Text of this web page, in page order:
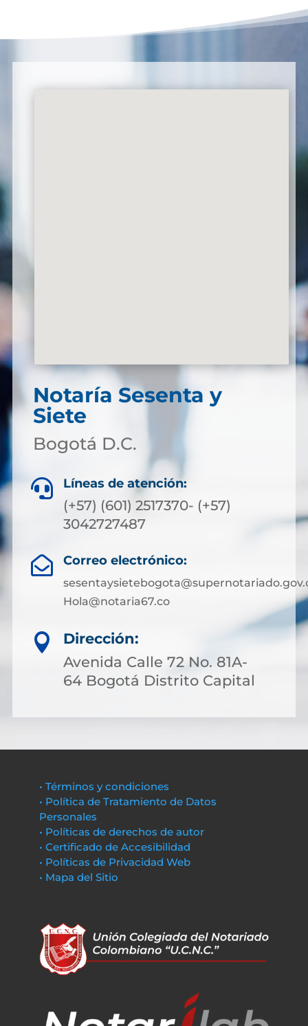
Notaría Sesenta y
Siete
Bogotá D.C.
 Líneas de atención:
(+57) (601) 2517370- (+57)
3042727487
 Correo electrónico:
Hola@notaria67.co

Dirección:
Avenida Calle 72 No. 81A-
64 Bogotá Distrito Capital
• Términos y condiciones
• Política de Tratamiento de Datos
Personales
• Políticas de derechos de autor
• Certificado de Accesibilidad
• Políticas de Privacidad Web
• Mapa del Sitio